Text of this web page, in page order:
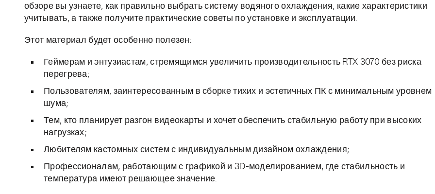
обзоре вы узнаете, как правильно выбрать систему водяного охлаждения, какие характеристики
учитывать, а также получите практические советы по установке и эксплуатации.
Этот материал будет особенно полезен:
Геймерам и энтузиастам, стремящимся увеличить производительность RTX 3070 без риска
перегрева;
Пользователям, заинтересованным в сборке тихих и эстетичных ПК с минимальным уровнем
шума;
Тем, кто планирует разгон видеокарты и хочет обеспечить стабильную работу при высоких
нагрузках;
Любителям кастомных систем с индивидуальным дизайном охлаждения;
Профессионалам, работающим с графикой и 3D-моделированием, где стабильность и
температура имеют решающее значение.